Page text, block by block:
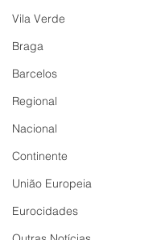
Vila Verde
Braga
Barcelos
Regional
Nacional
Continente
União Europeia
Eurocidades